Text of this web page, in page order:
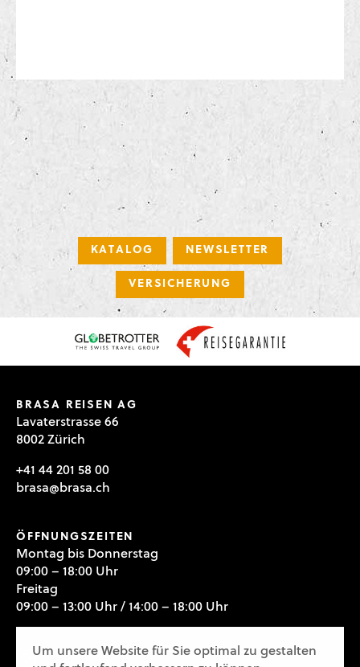
KATALOG NEWSLETTER
VERSICHERUNG
BRASA REISEN AG
Lavaterstrasse 66
8002 Zürich
+41 44 201 58 00
brasa@brasa.ch
ÖFFNUNGSZEITEN
Montag bis Donnerstag
09:00 – 18:00 Uhr
Freitag
09:00 – 13:00 Uhr / 14:00 – 18:00 Uhr
Um unsere Website für Sie optimal zu gestalten